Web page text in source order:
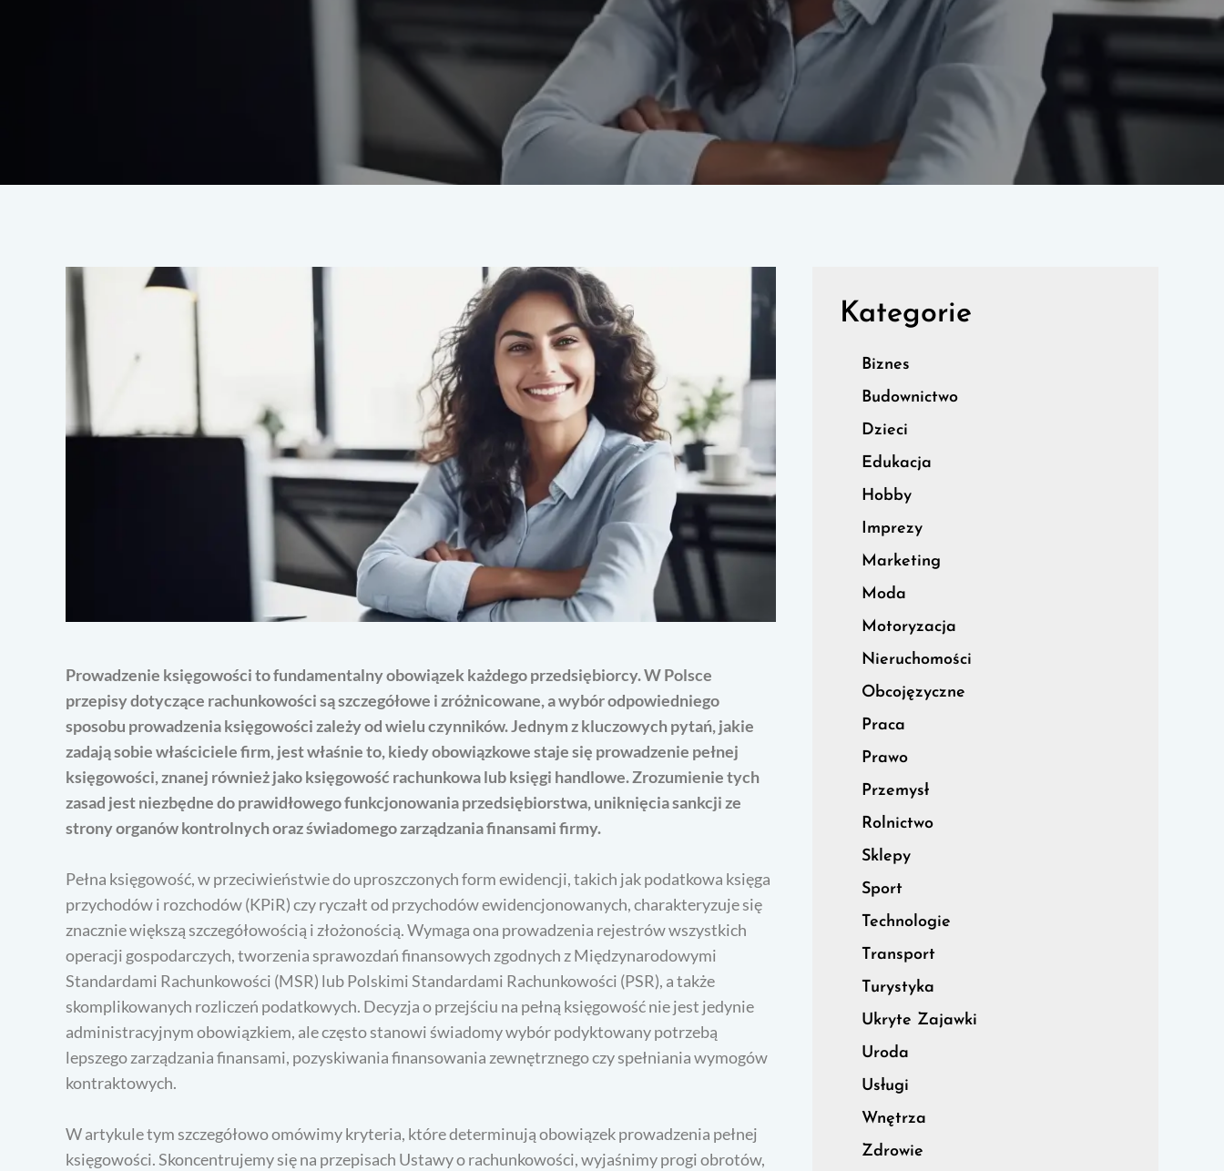
Prowadzenie księgowości to fundamentalny obowiązek każdego przedsiębiorcy. W Polsce
przepisy dotyczące rachunkowości są szczegółowe i zróżnicowane, a wybór odpowiedniego
sposobu prowadzenia księgowości zależy od wielu czynników. Jednym z kluczowych pytań, jakie
zadają sobie właściciele firm, jest właśnie to, kiedy obowiązkowe staje się prowadzenie pełnej
księgowości, znanej również jako księgowość rachunkowa lub księgi handlowe. Zrozumienie tych
zasad jest niezbędne do prawidłowego funkcjonowania przedsiębiorstwa, uniknięcia sankcji ze
strony organów kontrolnych oraz świadomego zarządzania finansami firmy.
Pełna księgowość, w przeciwieństwie do uproszczonych form ewidencji, takich jak podatkowa księga
przychodów i rozchodów (KPiR) czy ryczałt od przychodów ewidencjonowanych, charakteryzuje się
znacznie większą szczegółowością i złożonością. Wymaga ona prowadzenia rejestrów wszystkich
operacji gospodarczych, tworzenia sprawozdań finansowych zgodnych z Międzynarodowymi
Standardami Rachunkowości (MSR) lub Polskimi Standardami Rachunkowości (PSR), a także
skomplikowanych rozliczeń podatkowych. Decyzja o przejściu na pełną księgowość nie jest jedynie
administracyjnym obowiązkiem, ale często stanowi świadomy wybór podyktowany potrzebą
lepszego zarządzania finansami, pozyskiwania finansowania zewnętrznego czy spełniania wymogów
kontraktowych.
W artykule tym szczegółowo omówimy kryteria, które determinują obowiązek prowadzenia pełnej
księgowości. Skoncentrujemy się na przepisach Ustawy o rachunkowości, wyjaśnimy progi obrotów,
Kategorie
Biznes
Budownictwo
Dzieci
Edukacja
Hobby
Imprezy
Marketing
Moda
Motoryzacja
Nieruchomości
Obcojęzyczne
Praca
Prawo
Przemysł
Rolnictwo
Sklepy
Sport
Technologie
Transport
Turystyka
Ukryte Zajawki
Uroda
Usługi
Wnętrza
Zdrowie